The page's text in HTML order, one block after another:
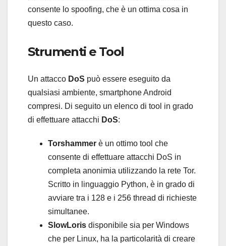
consente lo spoofing, che è un ottima cosa in
questo caso.
Strumenti e Tool
Un attacco DoS può essere eseguito da
qualsiasi ambiente, smartphone Android
compresi. Di seguito un elenco di tool in grado
di effettuare attacchi DoS:
Torshammer è un ottimo tool che
consente di effettuare attacchi DoS in
completa anonimia utilizzando la rete Tor.
Scritto in linguaggio Python, è in grado di
avviare tra i 128 e i 256 thread di richieste
simultanee.
SlowLoris disponibile sia per Windows
che per Linux, ha la particolarità di creare